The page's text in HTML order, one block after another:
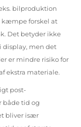
bilproduktion
kæmpe forskel at
Det betyder ikke
display, men det
er mindre risiko for
ekstra materiale.
post-
både tid og
bliver især